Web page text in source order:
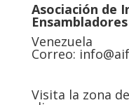
Asociación de
Venezuela
Correo:
Visita la zona